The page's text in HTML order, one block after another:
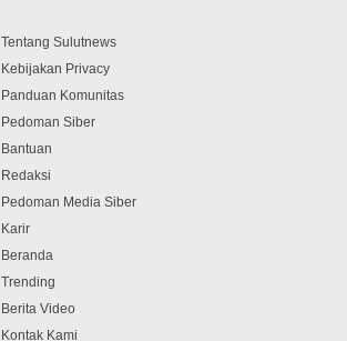
Tentang Sulutnews
Kebijakan Privacy
Panduan Komunitas
Pedoman Siber
Bantuan
Redaksi
Pedoman Media Siber
Karir
Beranda
Trending
Berita Video
Kontak Kami